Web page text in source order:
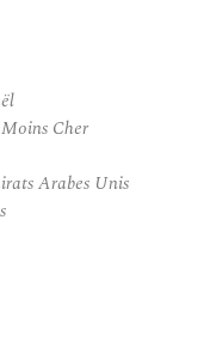
Cher
Arabes Unis